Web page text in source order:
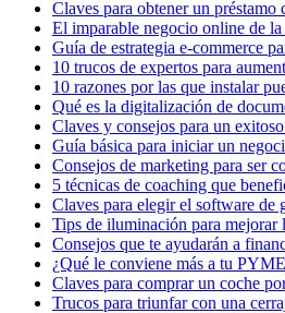
Claves para obtener un préstamo
El imparable negocio online de la
Guía de estrategia e-commerce
10 trucos de expertos para
10 razones por las que instalar
Qué es la digitalización de
Claves y consejos para un
Guía básica para iniciar un
Consejos de marketing para ser
5 técnicas de coaching que
Claves para elegir el software de
Tips de iluminación para mejorar
Consejos que te ayudarán a
¿Qué le conviene más a tu
Claves para comprar un coche
Trucos para triunfar con una